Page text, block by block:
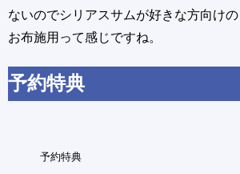
ないのでシリアスサムが好きな方向けの
お布施用って感じですね。
予約特典
予約特典